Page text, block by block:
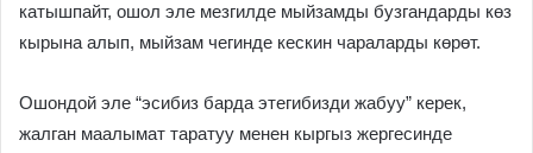
катышпайт, ошол эле мезгилде мыйзамды бузгандарды көз
кырына алып, мыйзам чегинде кескин чараларды көрөт.
Ошондой эле “эсибиз барда этегибизди жабуу” керек,
жалган маалымат таратуу менен кыргыз жергесинде